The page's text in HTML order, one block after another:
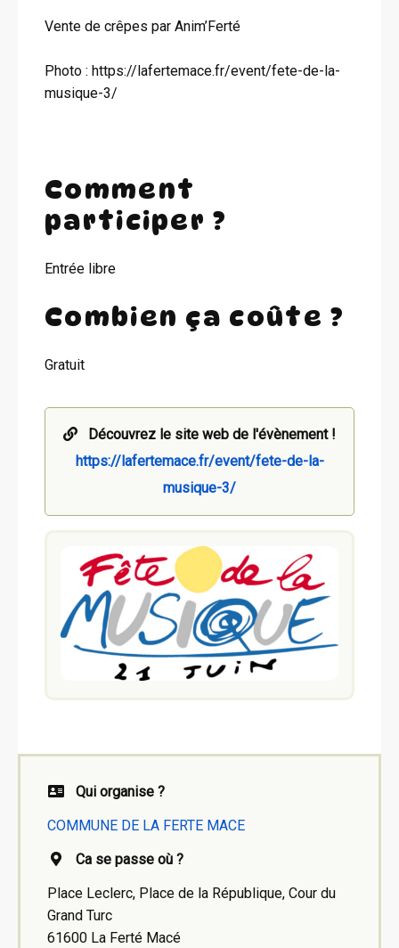
Vente de crêpes par Anim’Ferté
Photo : https://lafertemace.fr/event/fete-de-la-
musique-3/
Comment
participer ?
Entrée libre
Combien ça coûte ?
Gratuit
Découvrez le site web de l'évènement !
https://lafertemace.fr/event/fete-de-la-
musique-3/
Qui organise ?
COMMUNE DE LA FERTE MACE
Ca se passe où ?
Place Leclerc, Place de la République, Cour du
Grand Turc
61600 La Ferté Macé